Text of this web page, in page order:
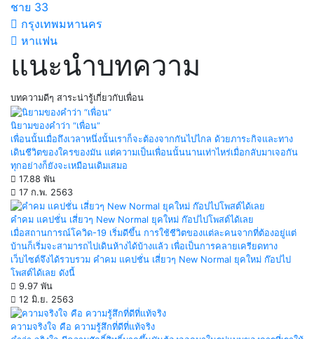
ชาย 33
กรุงเทพมหานคร
หาแฟน
แนะนำบทความ
บทความดีๆ สาระน่ารู้เกี่ยวกับเพื่อน
นิยามของคำว่า “เพื่อน”
เพื่อนนั้นเมื่อถึงเวลาหนึ่งนั้นเราก็จะต้องจากกันไปไกล ด้วยภาระกิจและทาง
เดินชีวิตของใครของมัน แต่ความเป็นเพื่อนนั้นนานเท่าไหร่เมื่อกลับมาเจอกัน
ทุกอย่างก็ยังจะเหมือนเดิมเสมอ
17.88 พัน
17 ก.พ. 2563
คำคม แคปชั่น เสี่ยวๆ New Normal ยุคใหม่ ก๊อปไปโพสต์ได้เลย
เมื่อสถานการณ์โควิด-19 เริ่มดีขึ้น การใช้ชีวิตของแต่ละคนจากที่ต้องอยู่แต่
บ้านก็เริ่มจะสามารถไปเดินห้างได้บ้างแล้ว เพื่อเป็นการคลายเครียดทาง
เว็บไซต์จึงได้รวบรวม คำคม แคปชั่น เสี่ยวๆ New Normal ยุคใหม่ ก๊อปไป
โพสต์ได้เลย ดังนี้
9.97 พัน
12 มิ.ย. 2563
ความจริงใจ คือ ความรู้สึกที่ดีที่แท้จริง